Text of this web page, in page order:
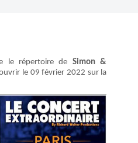
le répertoire de Simon &
le 09 février 2022 sur la